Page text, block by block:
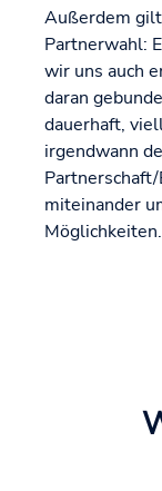
Außerdem
Partnerwahl:
wir uns auch
daran
dauerhaft,
irgendwann
miteinander
Möglichkeiten.